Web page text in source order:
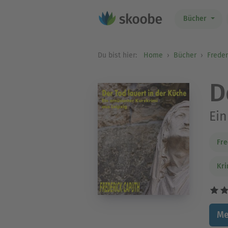
Bücher
Du bist hier: Home Bücher